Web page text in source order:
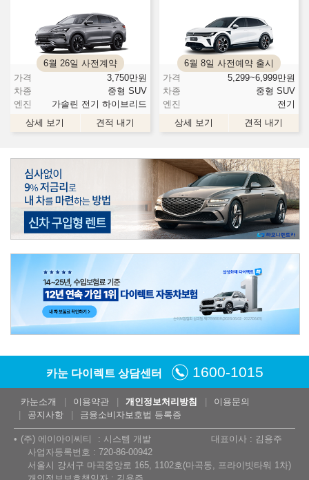
6월 26일 사전계약
가격
3,750만원
차종
중형 SUV
엔진
가솔린 전기 하이브리드
상세 보기
견적 내기
6월 8일 사전예약 출시
가격
5,299~6,999만원
차종
중형 SUV
엔진
전기
상세 보기
견적 내기
카눈 다이렉트 상담센터 1600-1015
카눈소개 이용약관 개인정보처리방침
이용문의
공지사항
금융소비자보호법 등록증
(주) 에이아이씨티 시스템 개발
대표이사 : 김용주
사업자등록번호 : 720-86-00942
서울시 강서구 마곡중앙로 165, 1102호(마곡동, 프라이빗타워 1차)